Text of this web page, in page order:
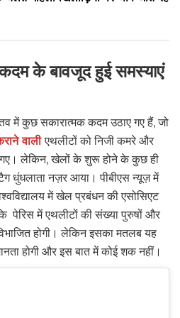
के बावजूद हुई समस्याएं
में कुछ सकारात्मक कदम उठाए गए हैं, जो
वालीएथलीटों को निजी कमरे और
गए। लेकिन, खेलों के शुरू होने के कुछ ही
धुंधलाता नज़र आया। पीबीएस न्यूज़ में
में खेल प्रबंधन की एसोसिएट
पेरिस में एथलीटों की संख्या पुरुषों और
होगी। लेकिन इसका मतलब यह
होगी और इस बात में कोई शक नहीं।